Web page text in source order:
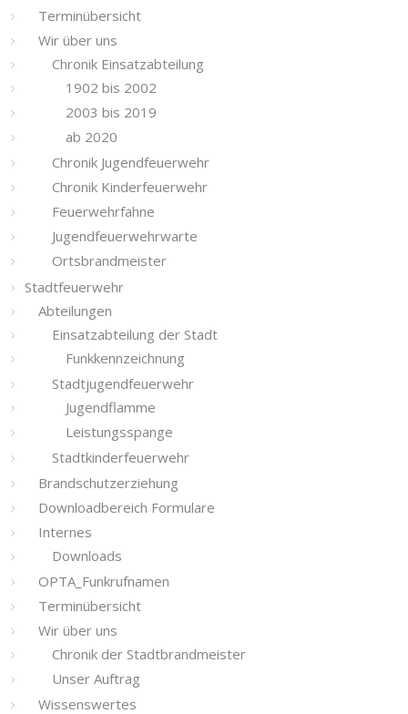
Terminübersicht
Wir über uns
Chronik Einsatzabteilung
1902 bis 2002
2003 bis 2019
ab 2020
Chronik Jugendfeuerwehr
Chronik Kinderfeuerwehr
Feuerwehrfahne
Jugendfeuerwehrwarte
Ortsbrandmeister
Stadtfeuerwehr
Abteilungen
Einsatzabteilung der Stadt
Funkkennzeichnung
Stadtjugendfeuerwehr
Jugendflamme
Leistungsspange
Stadtkinderfeuerwehr
Brandschutzerziehung
Downloadbereich Formulare
Internes
Downloads
OPTA_Funkrufnamen
Terminübersicht
Wir über uns
Chronik der Stadtbrandmeister
Unser Auftrag
Wissenswertes